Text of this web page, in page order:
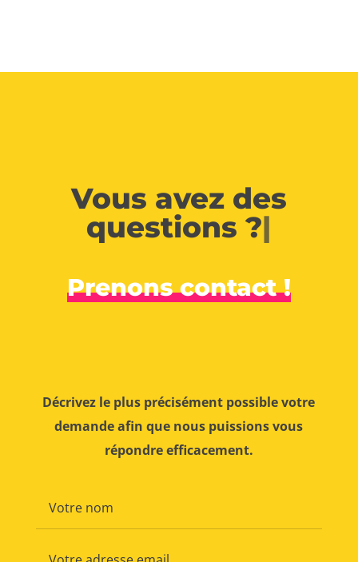
Vous avez des
questions ?|
Prenons contact !
Décrivez le plus précisément possible votre
demande afin que nous puissions vous
répondre efficacement.